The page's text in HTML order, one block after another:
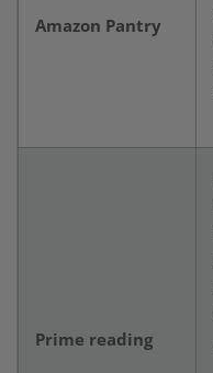
Amazon Pantry
Prime reading